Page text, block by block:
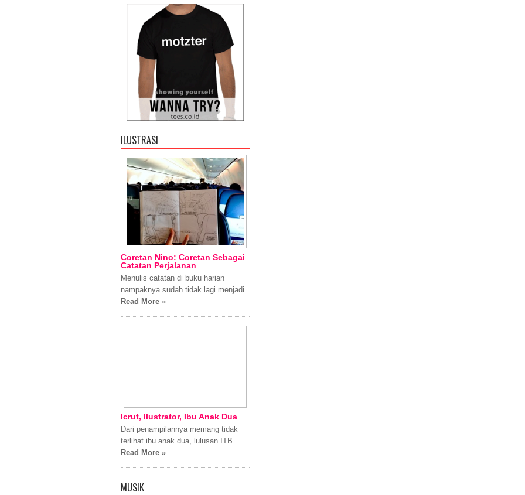
ILUSTRASI
Coretan Nino: Coretan Sebagai
Catatan Perjalanan
Menulis catatan di buku harian
nampaknya sudah tidak lagi menjadi
Read More »
Icrut, Ilustrator, Ibu Anak Dua
Dari penampilannya memang tidak
terlihat ibu anak dua, lulusan ITB
Read More »
MUSIK